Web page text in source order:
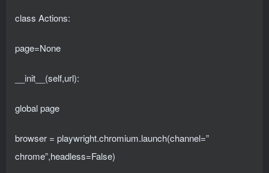
class Actions:
page=None
__init__(self,url):
global page
browser = playwright.chromium.launch(channel=”
chrome”,headless=False)